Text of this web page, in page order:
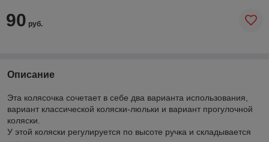
90 руб.
Описание
Эта колясочка сочетает в себе два варианта использования,
вариант классической коляски-люльки и вариант прогулочной
коляски.
У этой коляски регулируется по высоте ручка и складывается